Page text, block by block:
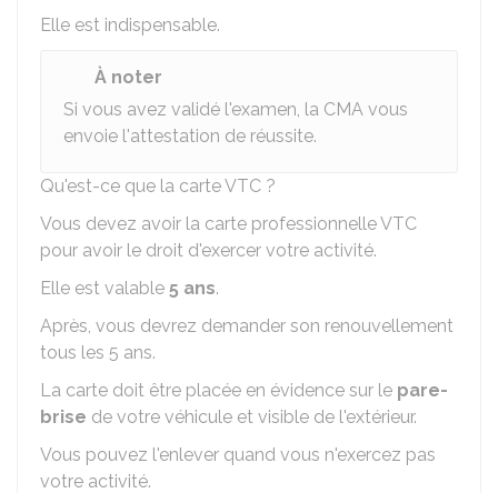
Elle est indispensable.
À noter
Si vous avez validé l'examen, la CMA vous
envoie l'attestation de réussite.
Qu'est-ce que la carte VTC ?
Vous devez avoir la carte professionnelle VTC
pour avoir le droit d'exercer votre activité.
Elle est valable 5 ans.
Après, vous devrez demander son renouvellement
tous les 5 ans.
La carte doit être placée en évidence sur le pare-
brise de votre véhicule et visible de l'extérieur.
Vous pouvez l'enlever quand vous n'exercez pas
votre activité.